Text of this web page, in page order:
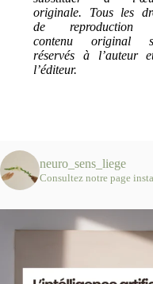
originale. Tous les
de reproduction
contenu original
réservés à l’auteur
l’éditeur.
neuro_sens_liege
Consultez notre page